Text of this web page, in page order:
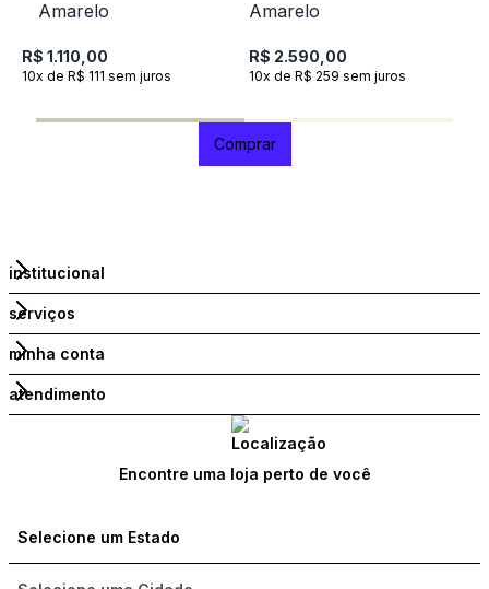
R$ 1.110,00
10x de R$ 111 sem juros
R$ 2.590,00
10x de R$ 259 sem juros
Comprar
institucional
serviços
minha conta
atendimento
Encontre uma loja perto de você